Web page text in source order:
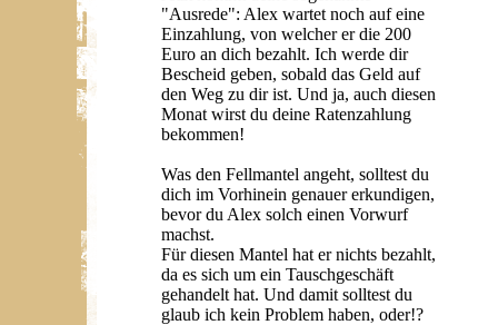
"Ausrede": Alex wartet noch auf eine
Einzahlung, von welcher er die 200
Euro an dich bezahlt. Ich werde dir
Bescheid geben, sobald das Geld auf
den Weg zu dir ist. Und ja, auch diesen
Monat wirst du deine Ratenzahlung
bekommen!
Was den Fellmantel angeht, solltest du
dich im Vorhinein genauer erkundigen,
bevor du Alex solch einen Vorwurf
machst.
Für diesen Mantel hat er nichts bezahlt,
da es sich um ein Tauschgeschäft
gehandelt hat. Und damit solltest du
glaub ich kein Problem haben, oder!?